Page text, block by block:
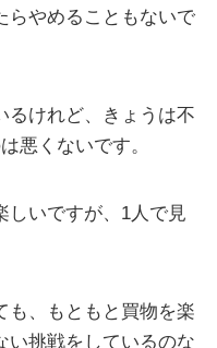
らやめることもないで
るけれど、きょうは不
悪くないです。
しいですが、1人で見
も、もともと買物を楽
い挑戦をしているのな